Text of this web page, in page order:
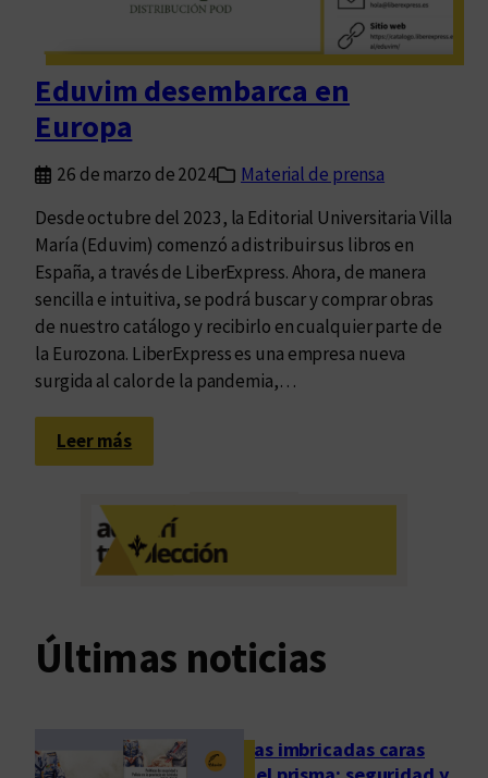
o
:
l
t
r
n
s
f
o
r
m
a
c
i
n
d
e
e
u
Eduvim desembarca en
Europa
26 de marzo de 2024
Material de prensa
Desde octubre del 2023, la Editorial Universitaria Villa
María (Eduvim) comenzó a distribuir sus libros en
España, a través de LiberExpress. Ahora, de manera
sencilla e intuitiva, se podrá buscar y comprar obras
de nuestro catálogo y recibirlo en cualquier parte de
la Eurozona. LiberExpress es una empresa nueva
surgida al calor de la pandemia,…
Leer más:
E
v
i
e
m
b
Últimas noticias
Las imbricadas caras